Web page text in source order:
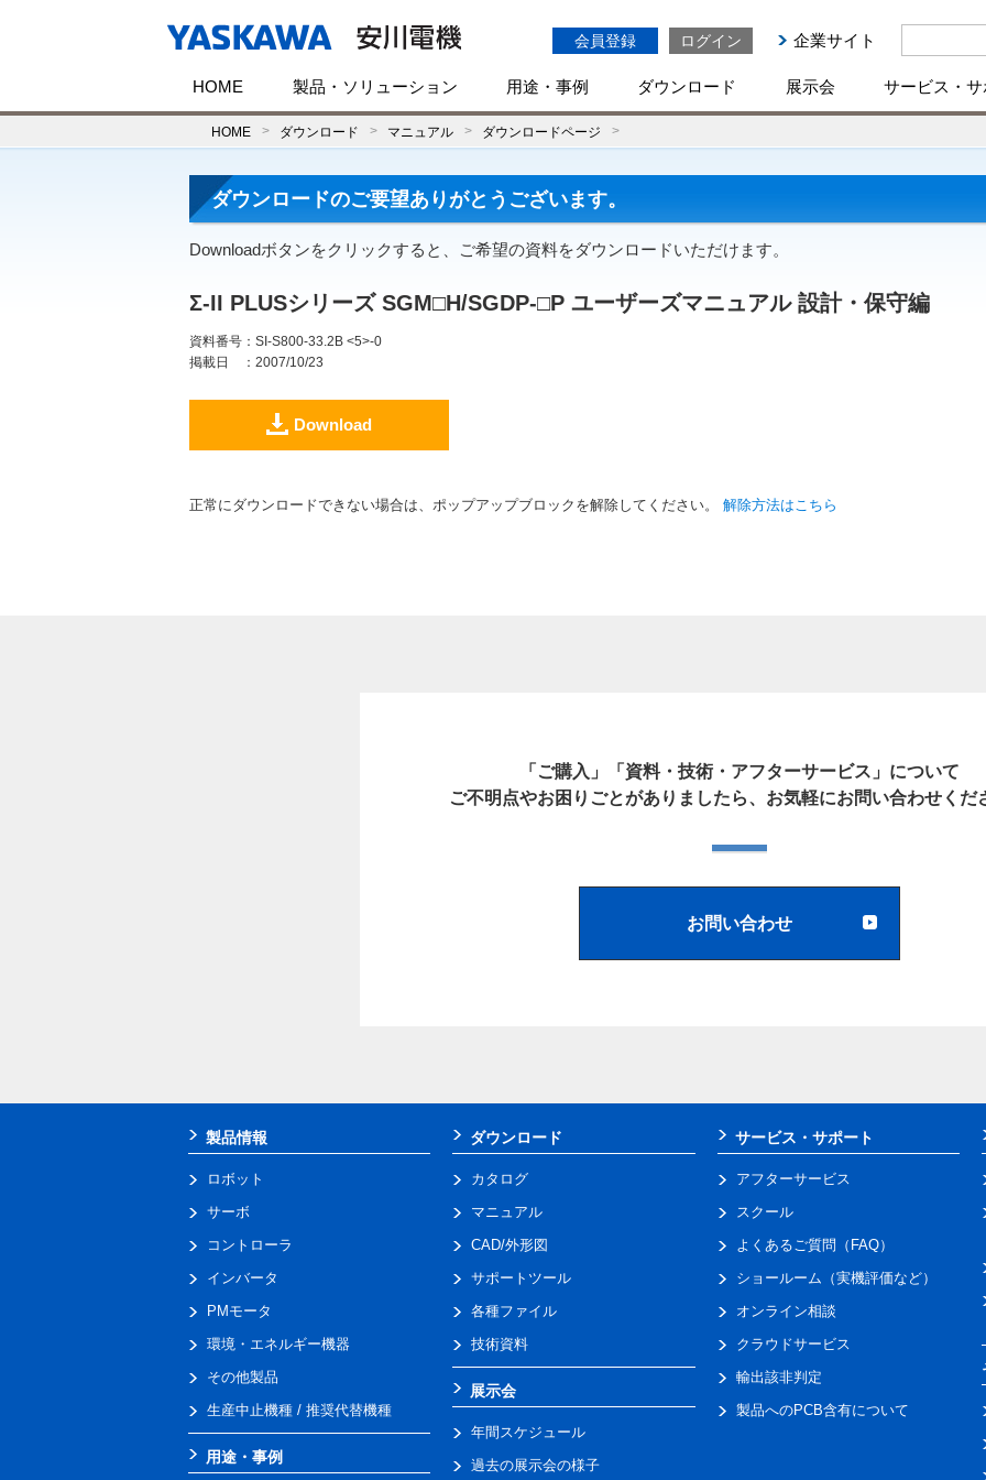
会員登録 ログイン 企業サイト
HOME 製品・ソリューション 用途・事例 ダウンロード 展示会 サービス・
HOME ダウンロード マニュアル ダウンロードページ
ダウンロードのご要望ありがとうございます。
Downloadボタンをクリックすると、ご希望の資料をダウンロードいただけます。
Σ-II PLUSシリーズ SGM□H/SGDP-□P ユーザーズマニュアル 設計・保守編
資料番号 ：SI-S800-33.2B <5>-0
掲載日
：2007/10/23
Download
正常にダウンロードできない場合は、ポップアップブロックを解除してください。 解除方法はこちら
「ご購入」「資料・技術・アフターサービス」について
ご不明点やお困りごとがありましたら、お気軽にお問い合わせくだ
お問い合わせ
製品情報
ロボット
サーボ
コントローラ
インバータ
PMモータ
環境・エネルギー機器
その他製品
生産中止機種 / 推奨代替機種
用途・事例
ダウンロード
カタログ
マニュアル
CAD/外形図
サポートツール
各種ファイル
技術資料
展示会
年間スケジュール
過去の展示会の様子
サービス・サポート
アフターサービス
スクール
よくあるご質問（FAQ）
ショールーム（実機評価など）
オンライン相談
クラウドサービス
輸出該非判定
製品へのPCB含有について